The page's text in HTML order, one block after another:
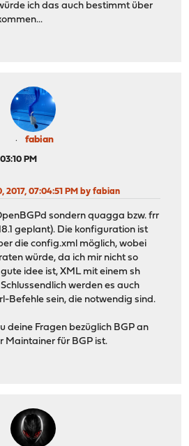
ich das auch bestimmt über
fabian
PM
2017, 07:04:51 PM by fabian
sondern quagga bzw. frr
geplant). Die konfiguration ist
die config.xml möglich, wobei
würde, da ich mir nicht so
idee ist, XML mit einem sh
werden es auch
Befehle sein, die notwendig sind.
deine Fragen bezüglich BGP an
Maintainer für BGP ist.